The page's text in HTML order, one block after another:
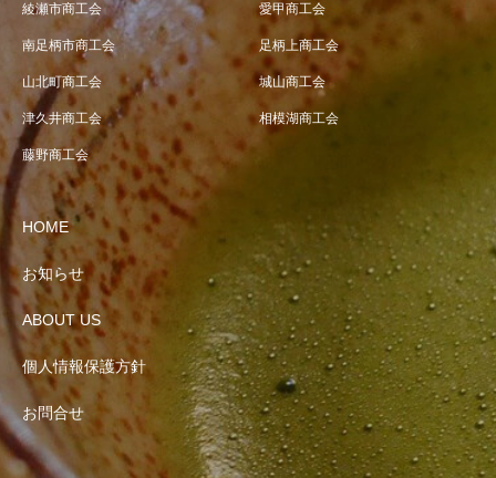
綾瀬市商工会 愛甲商工会
南足柄市商工会 足柄上商工会
山北町商工会 城山商工会
津久井商工会 相模湖商工会
藤野商工会
HOME
お知らせ
ABOUT US
個人情報保護方針
お問合せ